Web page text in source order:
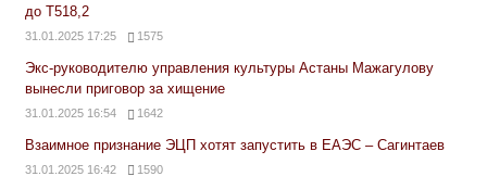
до Т518,2
31.01.2025 17:25 1575
Экс-руководителю управления культуры Астаны Мажагулову
вынесли приговор за хищение
31.01.2025 16:54 1642
Взаимное признание ЭЦП хотят запустить в ЕАЭС – Сагинтаев
31.01.2025 16:42 1590